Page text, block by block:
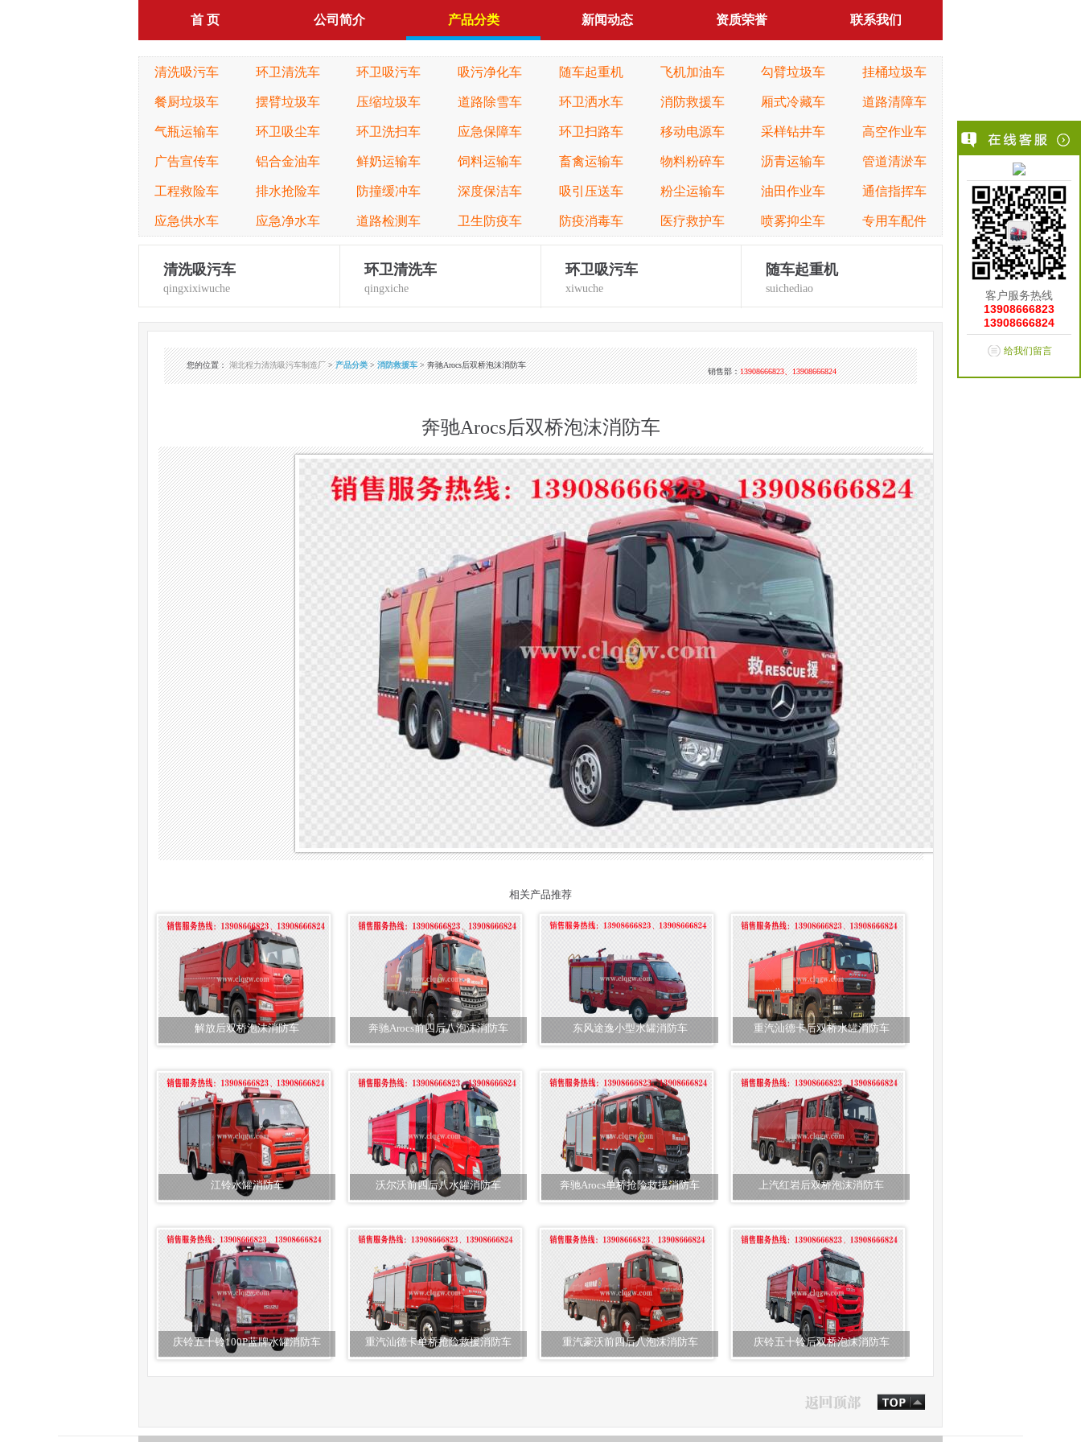
首 页 公司简介 产品分类 新闻动态 资质荣誉 联系我们
清洗吸污车 环卫清洗车 环卫吸污车 吸污净化车 随车起重机 飞机加油车 勾臂垃圾车 挂桶垃圾车
餐厨垃圾车 摆臂垃圾车 压缩垃圾车 道路除雪车 环卫洒水车 消防救援车 厢式冷藏车 道路清障车
气瓶运输车 环卫吸尘车 环卫洗扫车 应急保障车 环卫扫路车 移动电源车 采样钻井车 高空作业车
广告宣传车 铝合金油车 鲜奶运输车 饲料运输车 畜禽运输车 物料粉碎车 沥青运输车 管道清淤车
工程救险车 排水抢险车 防撞缓冲车 深度保洁车 吸引压送车 粉尘运输车 油田作业车 通信指挥车
应急供水车 应急净水车 道路检测车 卫生防疫车 防疫消毒车 医疗救护车 喷雾抑尘车 专用车配件
清洗吸污车
qingxixiwuche
环卫清洗车
qingxiche
环卫吸污车
xiwuche
随车起重机
suichediao
您的位置：湖北程力清洗吸污车制造厂>产品分类>消防救援车> 奔驰Arocs后双桥泡沫消防车
销售部：13908666823、13908666824
奔驰Arocs后双桥泡沫消防车
相关产品推荐
解放后双桥泡沫消防车 奔驰Arocs前四后八泡沫消防车 东风途逸小型水罐消防车 重汽汕德卡后双桥水罐消防车
江铃水罐消防车 沃尔沃前四后八水罐消防车 奔驰Arocs单桥抢险救援消防车 上汽红岩后双桥泡沫消防车
庆铃五十铃100P蓝牌水罐消防车 重汽汕德卡单桥抢险救援消防车 重汽豪沃前四后八泡沫消防车 庆铃五十铃后双桥泡沫消防车
客户服务热线
13908666823
13908666824
给我们留言